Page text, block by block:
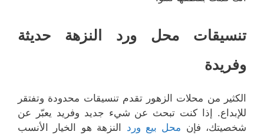
تنسيقات محل ورد النزهة حديثة
وفريدة
الكثير من محلات الزهور تقدم تنسيقات محدودة وتفتقر
للإبداع. إذا كنت تبحث عن شيء جديد وفريد يعبّر عن
شخصيتك، فإن محل بيع ورد النزهة هو الخيار الأنسب